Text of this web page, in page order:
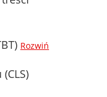
Rozwiń